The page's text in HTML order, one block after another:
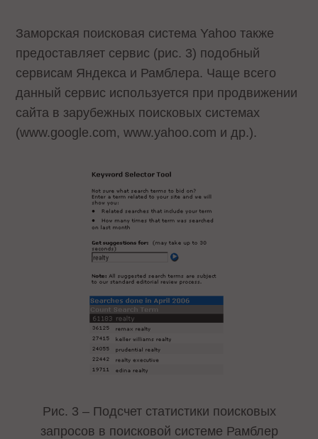
Заморская поисковая система Yahoo также
предоставляет сервис (рис. 3) подобный
сервисам Яндекса и Рамблера. Чаще всего
данный сервис используется при продвижении
сайта в зарубежных поисковых системах
(www.google.com, www.yahoo.com и др.).
Рис. 3 – Подсчет статистики поисковых
запросов в поисковой системе Рамблер